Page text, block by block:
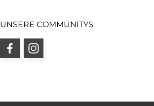
UNSERE COMMUNITYS